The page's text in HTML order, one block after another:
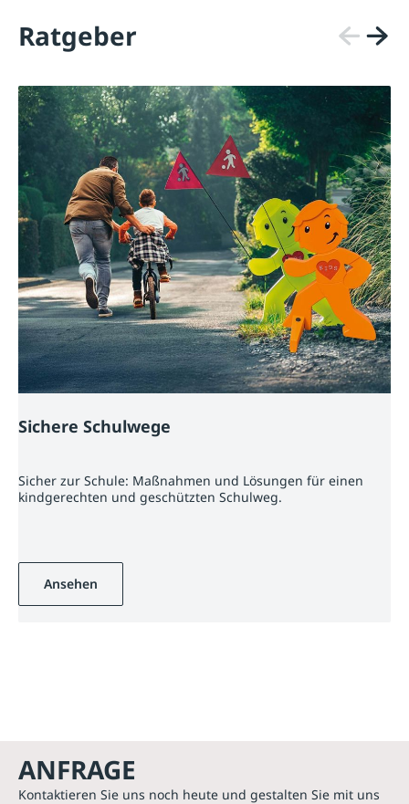
Ratgeber
Sichere Schulwege
Sicher zur Schule: Maßnahmen und Lösungen für einen
kindgerechten und geschützten Schulweg.
Ansehen
ANFRAGE
Kontaktieren Sie uns noch heute und gestalten Sie mit uns